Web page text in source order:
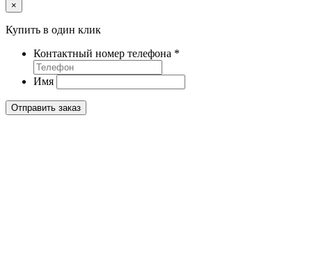
×
Купить в один клик
Контактный номер телефона *
Имя
Отправить заказ